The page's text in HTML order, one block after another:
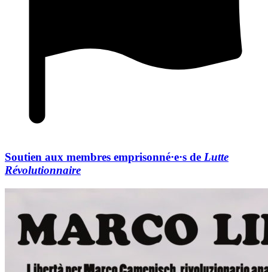
Soutien aux membres emprisonné·e·s de Lutte
Révolutionnaire